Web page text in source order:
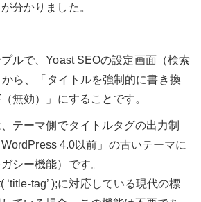
分かりました。
ルで、Yoast SEOの設定画面（検索
ら、「タイトルを強制的に書き換
無効）」にすることです。
テーマ側でタイトルタグの出力制
4.0以前」の古いテーマに
シー機能）です。
tag’ );に対応している現代の標